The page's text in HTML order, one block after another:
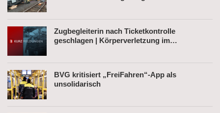
Zugbegleiterin nach Ticketkontrolle
geschlagen | Körperverletzung im
BVG kritisiert „FreiFahren“-App als
unsolidarisch